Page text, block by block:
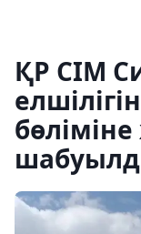
ҚР СІМ